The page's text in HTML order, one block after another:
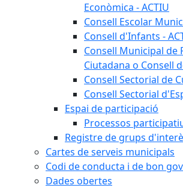
Econòmica - ACTIU
Consell Escolar
Consell d'Infants -
Consell Municipal de
Ciutadana o Consell
Consell Sectorial de
Consell Sectorial
Espai de participació
Processos
Registre de grups
Cartes de serveis municipals
Codi de conducta i de bon
Dades obertes